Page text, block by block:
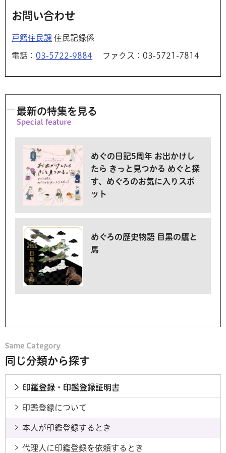
お問い合わせ
戸籍住民課 住民記録係
電話： 03-5722-9884 ファクス：03-5721-7814
最新の特集を見る
めぐの日記5周年 お出かけし
たら きっと見つかる めぐと探
す、めぐろのお気に入りスポ
ット
めぐろの歴史物語 目黒の鷹と
馬
同じ分類から探す
印鑑登録・印鑑登録証明書
印鑑登録について
本人が印鑑登録するとき
代理人に印鑑登録を依頼するとき